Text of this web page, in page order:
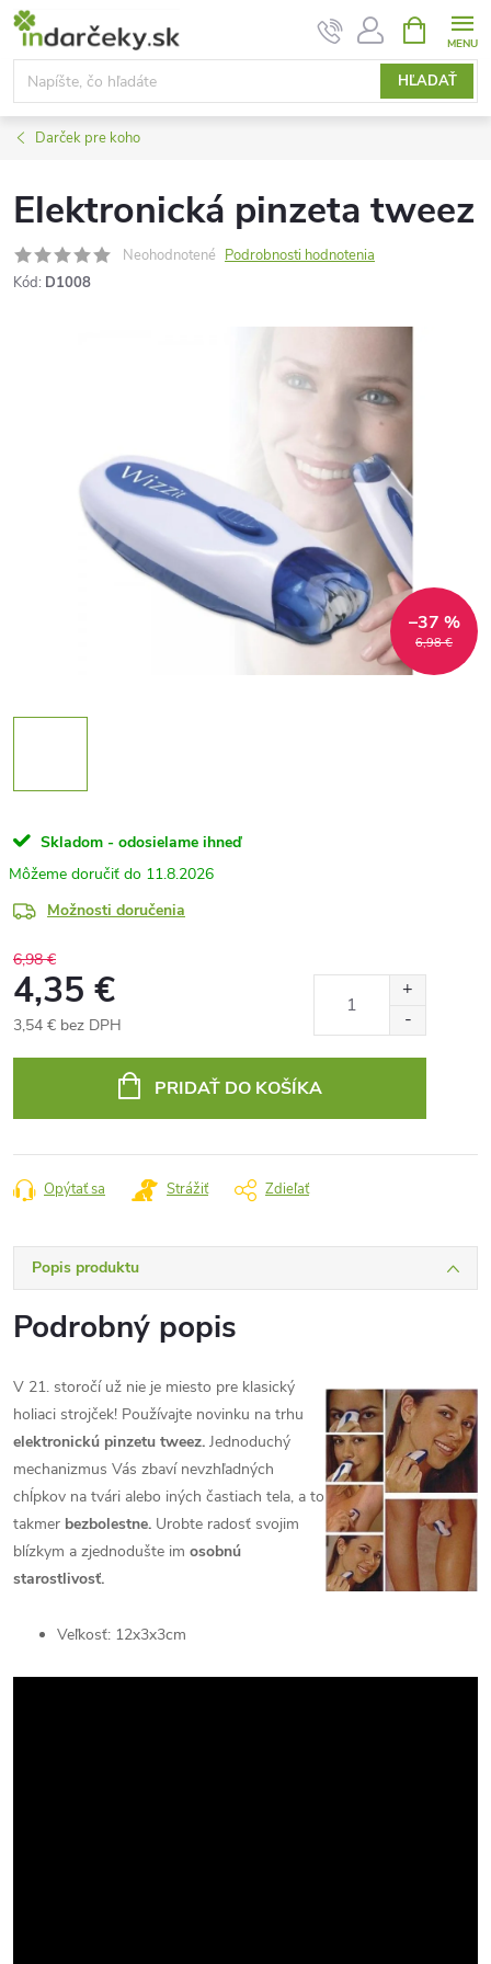
Prejsť
obsah
HĽADAŤ
KOŠÍK
Darček pre koho
Elektronická pinzeta tweez
Neohodnotené Podrobnosti hodnotenia
Kód: D1008
6,98 €
–37 %
Skladom - odosielame ihneď
11.8.2026
Možnosti doručenia
6,98 €
4,35 €
3,54 € bez DPH
PRIDAŤ DO KOŠÍKA
Opýtať sa Strážiť Zdieľať
Popis produktu
Podrobný popis
V 21. storočí už nie je miesto pre klasický
holiaci strojček! Používajte novinku na trhu
elektronickú pinzetu tweez. Jednoduchý
mechanizmus Vás zbaví nevzhľadných
chĺpkov na tvári alebo iných častiach tela, a to
takmer bezbolestne. Urobte radosť svojim
blízkym a zjednodušte im osobnú
starostlivosť.
Veľkosť: 12x3x3cm